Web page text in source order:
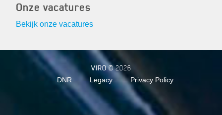
Onze vacatures
Bekijk onze vacatures
VIRO© 2026
DNR
Legacy Privacy Policy